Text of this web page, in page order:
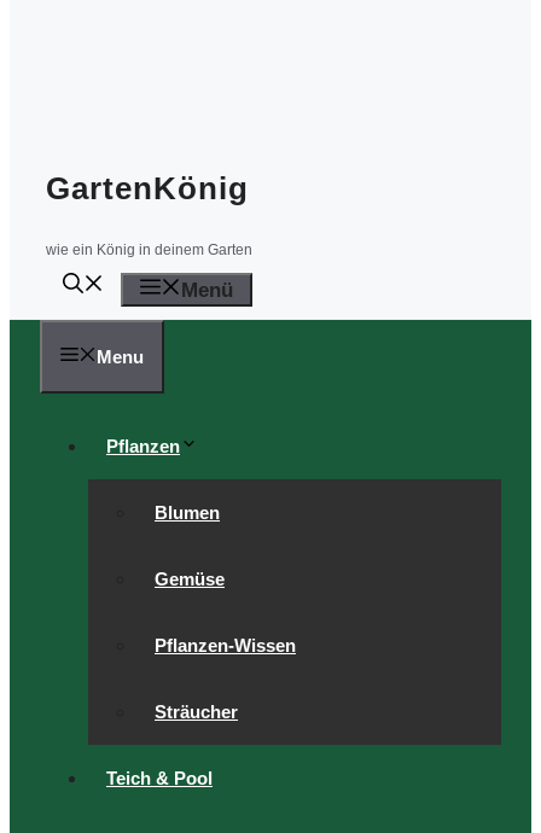
GartenKönig
wie ein König in deinem Garten
Menü
Menu
Pflanzen
Blumen
Gemüse
Pflanzen-Wissen
Sträucher
Teich & Pool